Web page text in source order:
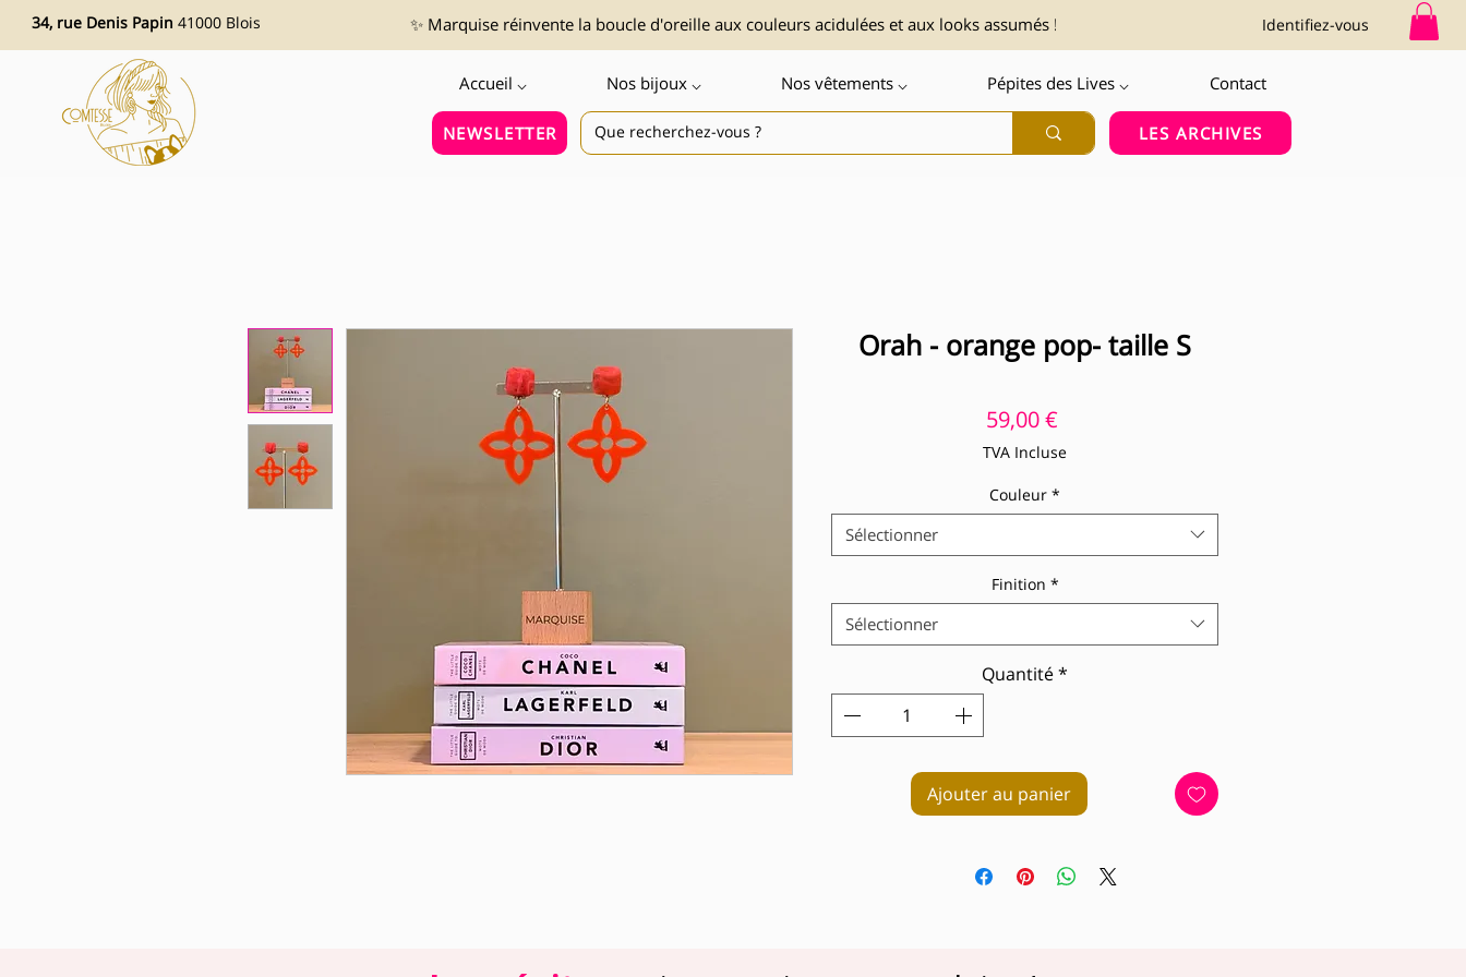
34, rue Denis Papin 41000 Blois ✨ Marquise réinvente la boucle d'oreille aux couleurs acidulées et aux looks assumés ! Identifiez-vous
Accueil ⌵ Nos bijoux ⌵ Nos vêtements ⌵ Pépites des Lives ⌵ Contact
NEWSLETTER LES ARCHIVES
Orah - orange pop- taille S
59,00 €Prix
TVA Incluse
Couleur *
Sélectionner
Finition *
Sélectionner
Quantité*
Ajouter au panier